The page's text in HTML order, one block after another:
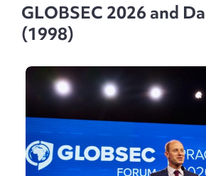
GLOBSEC 2026 and
(1998)